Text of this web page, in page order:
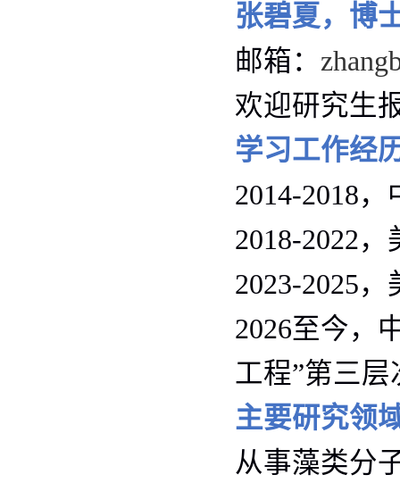
张碧夏，博
邮箱：
欢迎研究生
学习工作经
2014-2018，
2018-2022，
2023-2025，
2026至今，
工程”第三
主要研究领
从事藻类分